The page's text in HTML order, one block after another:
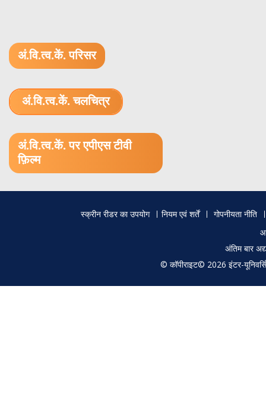
अं.वि.त्व.कें. परिसर
अं.वि.त्व.कें. चलचित्र
अं.वि.त्व.कें. पर एपीएस टीवी
फ़िल्म
स्क्रीन रीडर का उपयोग नियम एवं शर्तें
गोपनीयता नीति
अंतिम बार
© कॉपीराइट© 2026 इंटर-